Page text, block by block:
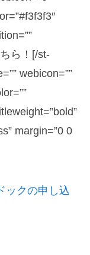
ら！[/st-
webicon=””
margin=”0 0
ックの申し込